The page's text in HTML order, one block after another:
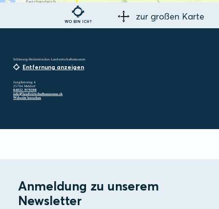
WO BIN ICH? zur großen Karte
Schleswig-Holsteinisches Landwirtschaftsmuseum
Entfernung anzeigen
Jungfernstieg 4
25704 Meldorf
04832 /979390
info@landwirtschaftsmuseum.sh
Webseite besuchen
Anmeldung zu unserem
Newsletter